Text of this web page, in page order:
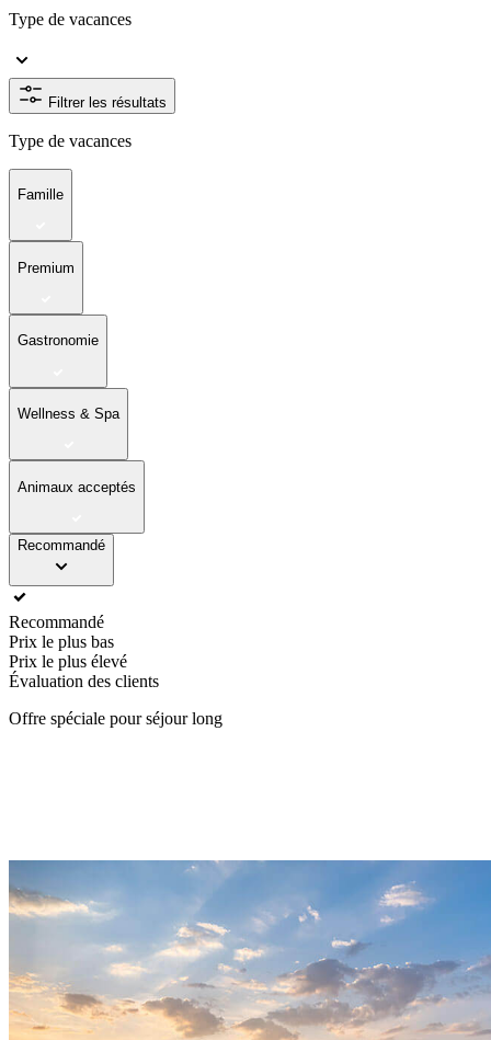
Type de vacances
Filtrer les résultats
Type de vacances
Famille
Premium
Gastronomie
Wellness & Spa
Animaux acceptés
Recommandé
Recommandé
Prix le plus bas
Prix le plus élevé
Évaluation des clients
Offre spéciale pour séjour long